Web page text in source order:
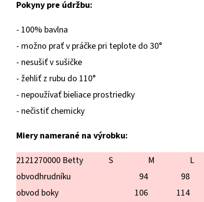
Pokyny pre údržbu:
- 100% bavlna
- možno prať v práčke pri teplote do 30°
- nesušiť v sušičke
- žehliť z rubu do 110°
- nepoužívať bieliace prostriedky
- nečistiť chemicky
Miery namerané na výrobku:
2121270000 Betty
S M L
obvodhrudníku
94 98
obvod boky
106 114